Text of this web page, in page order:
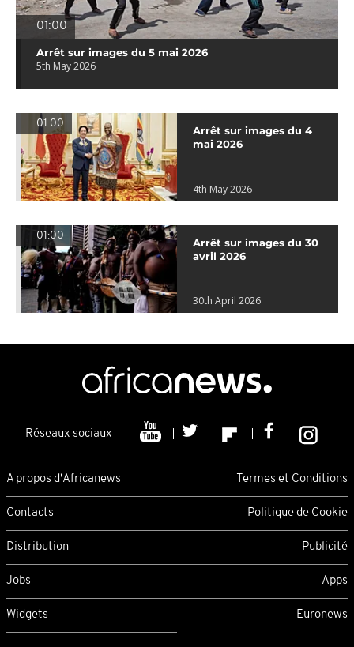
01:00
Arrêt sur images du 5 mai 2026
5th May 2026
01:00
Arrêt sur images du 4
mai 2026
4th May 2026
01:00
Arrêt sur images du 30
avril 2026
30th April 2026
Réseaux sociaux
A propos d'Africanews Termes et Conditions
Contacts Politique de Cookie
Distribution Publicité
Jobs Apps
Widgets Euronews